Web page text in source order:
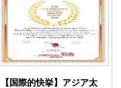
【国際的快挙】アジア太